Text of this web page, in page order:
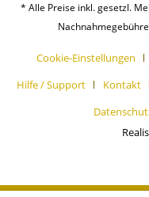
* Alle Preise inkl. gesetzl.
Cookie-Einstellungen
Hilfe / Support
Kontakt